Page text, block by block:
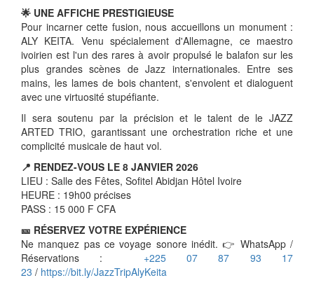
🌟 UNE AFFICHE PRESTIGIEUSE
Pour incarner cette fusion, nous accueillons un monument :
ALY KEITA. Venu spécialement d'Allemagne, ce maestro
ivoirien est l'un des rares à avoir propulsé le balafon sur les
plus grandes scènes de Jazz internationales. Entre ses
mains, les lames de bois chantent, s'envolent et dialoguent
avec une virtuosité stupéfiante.
Il sera soutenu par la précision et le talent de le JAZZ
ARTED TRIO, garantissant une orchestration riche et une
complicité musicale de haut vol.
📍 RENDEZ-VOUS LE 8 JANVIER 2026
LIEU : Salle des Fêtes, Sofitel Abidjan Hôtel Ivoire
HEURE : 19h00 précises
PASS : 15 000 F CFA
🎫 RÉSERVEZ VOTRE EXPÉRIENCE
Ne manquez pas ce voyage sonore inédit. 👉 WhatsApp /
Réservations : +225 07 87 93 17
23 / https://bit.ly/JazzTripAlyKeita